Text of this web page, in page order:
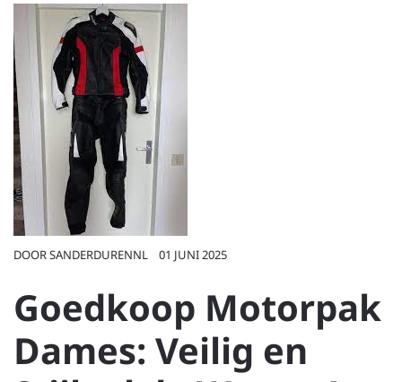
DOORSANDERDURENNL 01 JUNI 2025
Goedkoop Motorpak
Dames: Veilig en